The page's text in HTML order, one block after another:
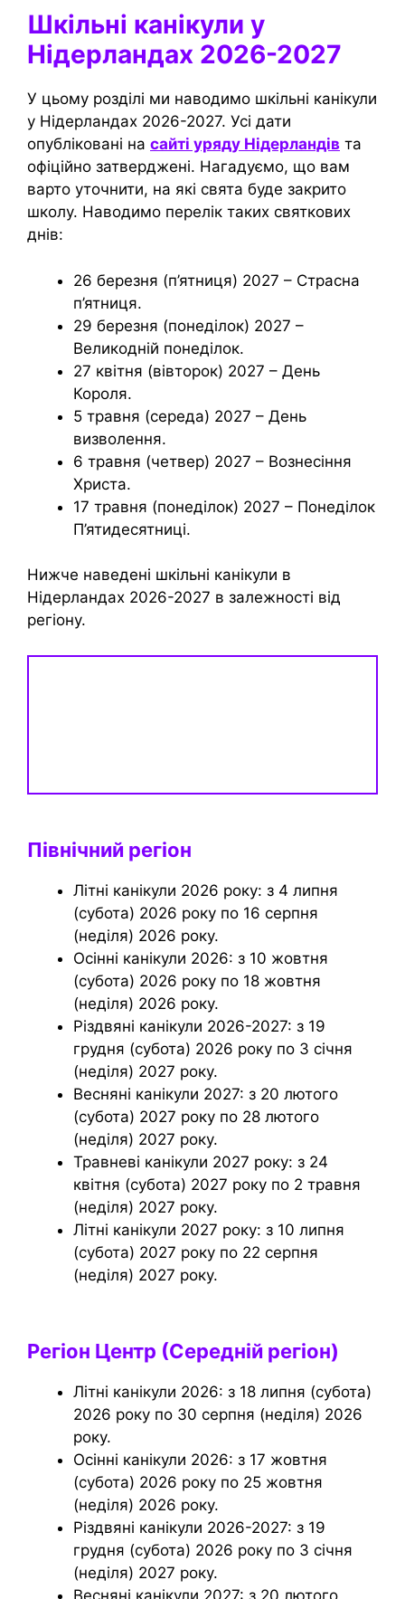
Шкільні канікули у
Нідерландах 2026-2027
У цьому розділі ми наводимо шкільні канікули
у Нідерландах 2026-2027. Усі дати
опубліковані на сайті уряду Нідерландів та
офіційно затверджені. Нагадуємо, що вам
варто уточнити, на які свята буде закрито
школу. Наводимо перелік таких святкових
днів:
26 березня (п’ятниця) 2027 – Страсна
п’ятниця.
29 березня (понеділок) 2027 –
Великодній понеділок.
27 квітня (вівторок) 2027 – День
Короля.
5 травня (середа) 2027 – День
визволення.
6 травня (четвер) 2027 – Вознесіння
Христа.
17 травня (понеділок) 2027 – Понеділок
П’ятидесятниці.
Нижче наведені шкільні канікули в
Нідерландах 2026-2027 в залежності від
регіону.
Північний регіон
Літні канікули 2026 року: з 4 липня
(субота) 2026 року по 16 серпня
(неділя) 2026 року.
Осінні канікули 2026: з 10 жовтня
(субота) 2026 року по 18 жовтня
(неділя) 2026 року.
Різдвяні канікули 2026-2027: з 19
грудня (субота) 2026 року по 3 січня
(неділя) 2027 року.
Весняні канікули 2027: з 20 лютого
(субота) 2027 року по 28 лютого
(неділя) 2027 року.
Травневі канікули 2027 року: з 24
квітня (субота) 2027 року по 2 травня
(неділя) 2027 року.
Літні канікули 2027 року: з 10 липня
(субота) 2027 року по 22 серпня
(неділя) 2027 року.
Регіон Центр (Середній регіон)
Літні канікули 2026: з 18 липня (субота)
2026 року по 30 серпня (неділя) 2026
року.
Осінні канікули 2026: з 17 жовтня
(субота) 2026 року по 25 жовтня
(неділя) 2026 року.
Різдвяні канікули 2026-2027: з 19
грудня (субота) 2026 року по 3 січня
(неділя) 2027 року.